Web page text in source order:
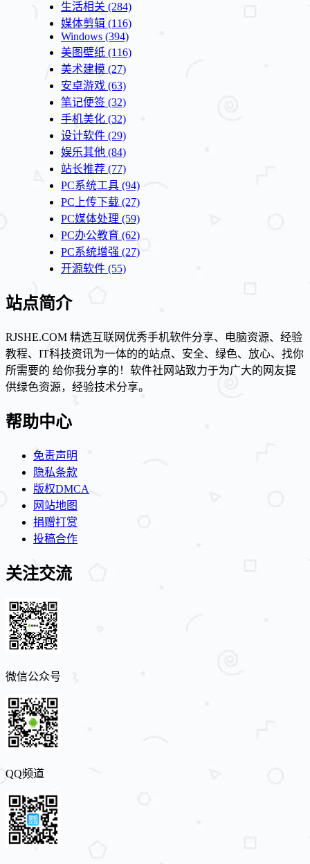
生活相关 (284)
媒体剪辑 (116)
Windows (394)
美图壁纸 (116)
美术建模 (27)
安卓游戏 (63)
笔记便签 (32)
手机美化 (32)
设计软件 (29)
娱乐其他 (84)
站长推荐 (77)
PC系统工具 (94)
PC上传下载 (27)
PC媒体处理 (59)
PC办公教育 (62)
PC系统增强 (27)
开源软件 (55)
站点简介
RJSHE.COM 精选互联网优秀手机软件分享、电脑资源、经验
教程、IT科技资讯为一体的的站点、安全、绿色、放心、找你
所需要的 给你我分享的！软件社网站致力于为广大的网友提
供绿色资源，经验技术分享。
帮助中心
免责声明
隐私条款
版权DMCA
网站地图
捐赠打赏
投稿合作
关注交流
微信公众号
QQ频道